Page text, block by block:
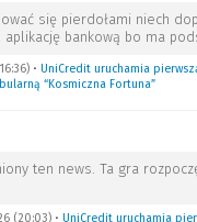
się pierdołami niech
aplikację bankową bo ma
• UniCredit uruchamia
“Kosmiczna Fortuna”
ten news. Ta gra
(20:03) • UniCredit uruchamia